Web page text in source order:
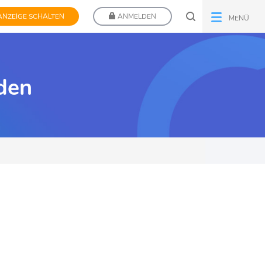
SCHALTEN ANMELDEN MENÜ